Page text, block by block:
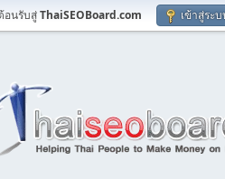
อนรับสู่ThaiSEOBoard.com เข้าสู่ระ